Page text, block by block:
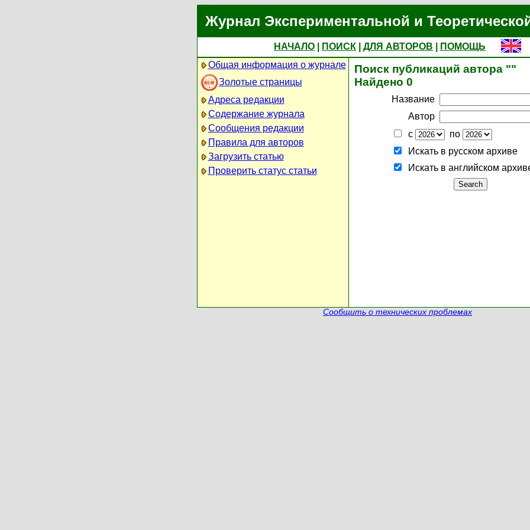
Журнал Экспериментальной и
НАЧАЛО ПОИСК ДЛЯ АВТОРОВ
ПОМОЩЬ
Общая информация о журнале
Золотые страницы
Адреса редакции
Содержание журнала
Сообщения редакции
Правила для авторов
Загрузить статью
Проверить статус статьи
Поиск публикаций автора ""
Найдено 0
Название
Автор
с
по
Искать в русском архиве
Искать в английском
Сообщить о технических проблемах